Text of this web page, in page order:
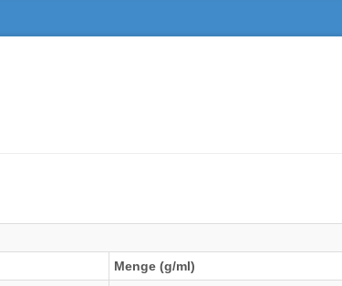
Menge (g/ml)